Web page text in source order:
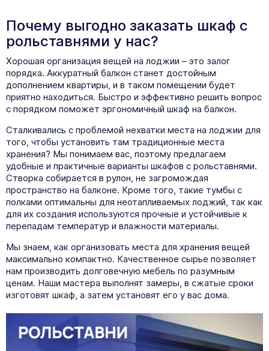
Почему выгодно заказать шкаф с
рольставнями у нас?
Хорошая организация вещей на лоджии – это залог
порядка. Аккуратный балкон станет достойным
дополнением квартиры, и в таком помещении будет
приятно находиться. Быстро и эффективно решить вопрос
с порядком поможет эргономичный шкаф на балкон.
Сталкивались с проблемой нехватки места на лоджии для
того, чтобы установить там традиционные места
хранения? Мы понимаем вас, поэтому предлагаем
удобные и практичные варианты шкафов с рольставнями.
Створка собирается в рулон, не загромождая
пространство на балконе. Кроме того, такие тумбы с
полками оптимальны для неотапливаемых лоджий, так как
для их создания используются прочные и устойчивые к
перепадам температур и влажности материалы.
Мы знаем, как организовать места для хранения вещей
максимально компактно. Качественное сырье позволяет
нам производить долговечную мебель по разумным
ценам. Наши мастера выполнят замеры, в сжатые сроки
изготовят шкаф, а затем установят его у вас дома.